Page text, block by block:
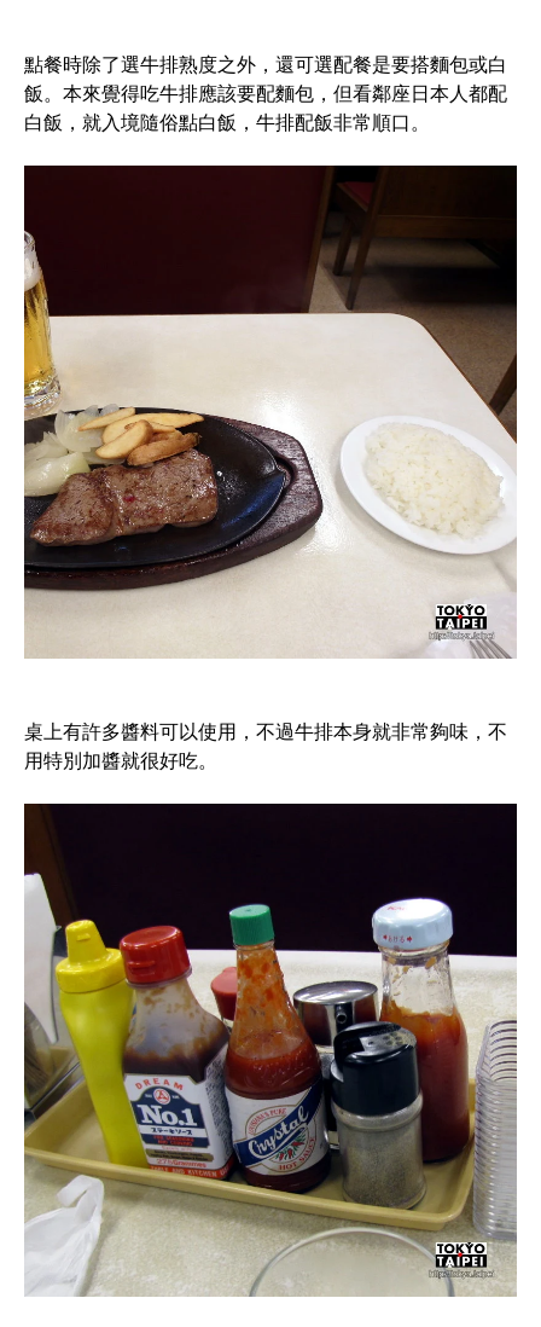
點餐時除了選牛排熟度之外，還可選配餐是要搭麵包或白
飯。本來覺得吃牛排應該要配麵包，但看鄰座日本人都配
白飯，就入境隨俗點白飯，牛排配飯非常順口。
桌上有許多醬料可以使用，不過牛排本身就非常夠味，不
用特別加醬就很好吃。